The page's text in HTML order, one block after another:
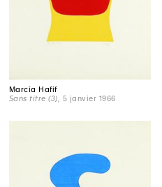
Marcia Hafif
Sans titre (3) , 5 janvier 1966